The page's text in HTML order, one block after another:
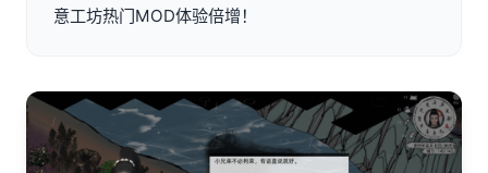
意工坊热门MOD体验倍增！